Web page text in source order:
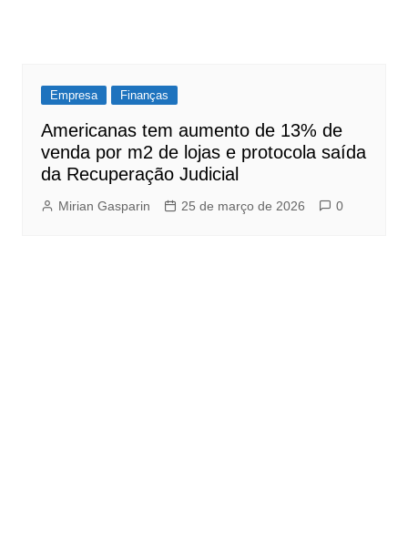
Empresa Finanças
Americanas tem aumento de 13% de
venda por m2 de lojas e protocola saída
da Recuperação Judicial
Mirian Gasparin 25 de março de 2026 0